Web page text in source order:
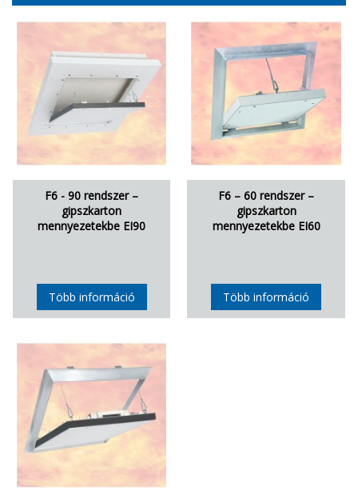
F6 - 90 rendszer –
gipszkarton
mennyezetekbe EI90
Több információ
F6 – 60 rendszer –
gipszkarton
mennyezetekbe EI60
Több információ